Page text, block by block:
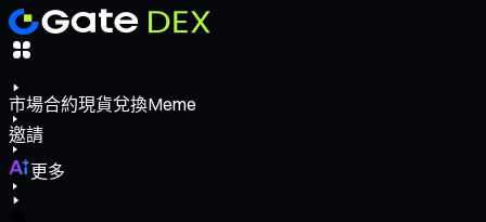
市場合約現貨兌換Meme
邀請
更多